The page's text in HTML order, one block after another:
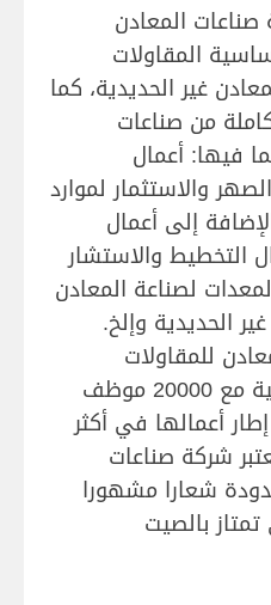
المعادن
المقاولات
غير الحديدية، كما
من صناعات
فيها: أعمال
والاستثمار لموارد
إلى أعمال
التخطيط والاستشار
لصناعة المعادن
الحديدية وإلخ.
للمقاولات
المحدودة 30 شركة فرعية مع 20000 موظف
أعمالها في أكثر
شركة صناعات
شعارا مشهورا
بالصيت